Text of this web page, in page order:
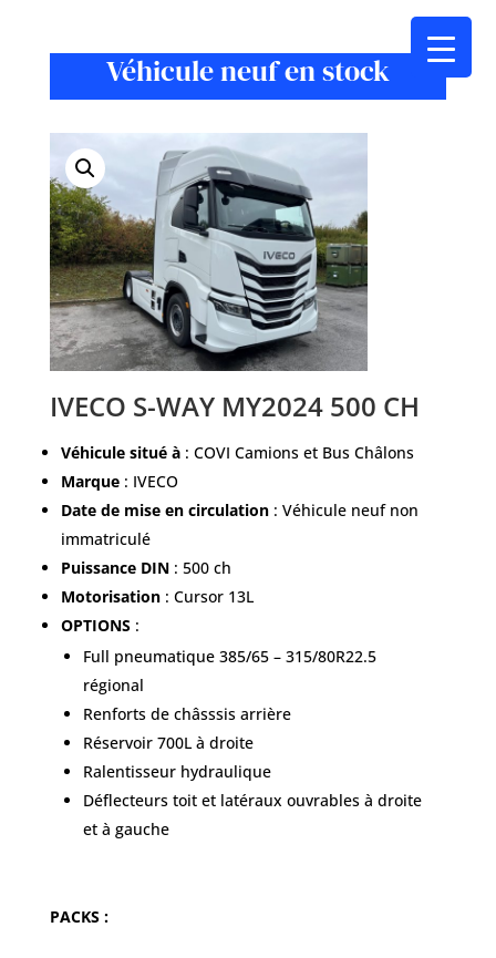
Véhicule neuf en stock
IVECO S-WAY MY2024 500 CH
Véhicule situé à: COVI Camions et Bus Châlons
Marque: IVECO
Date de mise en circulation: Véhicule neuf non
immatriculé
Puissance DIN: 500 ch
Motorisation: Cursor 13L
OPTIONS:
Full pneumatique 385/65 – 315/80R22.5
régional
Renforts de châsssis arrière
Réservoir 700L à droite
Ralentisseur hydraulique
Déflecteurs toit et latéraux ouvrables à droite
et à gauche
PACKS :